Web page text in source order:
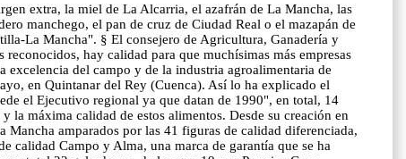
extra, la miel de La Alcarria, el azafrán de La Mancha, las
manchego, el pan de cruz de Ciudad Real o el mazapán de
La Mancha". § El consejero de Agricultura, Ganadería y
hay calidad para que muchísimas más empresas
del campo y de la industria agroalimentaria de
en Quintanar del Rey (Cuenca). Así lo ha explicado el
el Ejecutivo regional ya que datan de 1990", en total, 14
máxima calidad de estos alimentos. Desde su creación en
amparados por las 41 figuras de calidad diferenciada,
calidad Campo y Alma, una marca de garantía que se ha